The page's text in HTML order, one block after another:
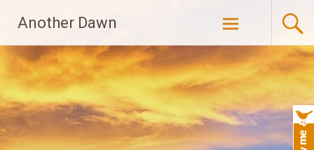
content
Another Dawn